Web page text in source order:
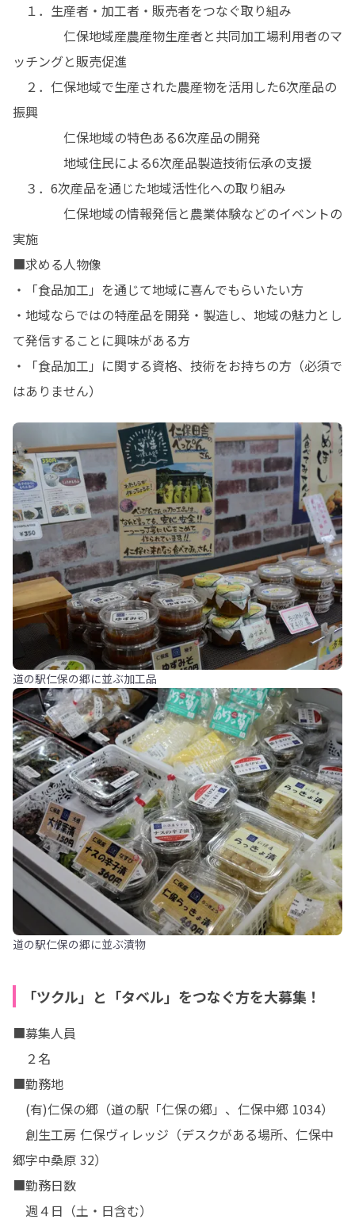
１．生産者・加工者・販売者をつなぐ取り組み
仁保地域産農産物生産者と共同加工場利用者のマ
ッチングと販売促進
２．仁保地域で生産された農産物を活用した6次産品の
振興
仁保地域の特色ある6次産品の開発
地域住民による6次産品製造技術伝承の支援
３．6次産品を通じた地域活性化への取り組み
仁保地域の情報発信と農業体験などのイベントの
実施
■求める人物像
・「食品加工」を通じて地域に喜んでもらいたい方
・地域ならではの特産品を開発・製造し、地域の魅力とし
て発信することに興味がある方
・「食品加工」に関する資格、技術をお持ちの方（必須で
はありません）
道の駅仁保の郷に並ぶ加工品
道の駅仁保の郷に並ぶ漬物
「ツクル」と「タベル」をつなぐ方を大募集！
■募集人員
２名
■勤務地
(有)仁保の郷（道の駅「仁保の郷」、仁保中郷 1034）
創生工房 仁保ヴィレッジ（デスクがある場所、仁保中
郷字中桑原 32）
■勤務日数
週４日（土・日含む）